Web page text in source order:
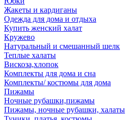
Жакеты и кардиганы
Одежда для дома и отдыха
Купить женский халат
Кружево
Натуральный и смешанный шелк
Теплые халаты
Вискоза,хлопок
Комплекты для дома и сна
Комплекты/ костюмы для дома
Пижамы
Ночные рубашки,пижамы
Пижамы, ночные рубашки, халаты